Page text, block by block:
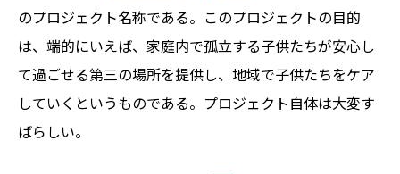
のプロジェクト名称である。このプロジェクトの目的
は、端的にいえば、家庭内で孤立する子供たちが安心し
て過ごせる第三の場所を提供し、地域で子供たちをケア
していくというものである。プロジェクト自体は大変す
ばらしい。